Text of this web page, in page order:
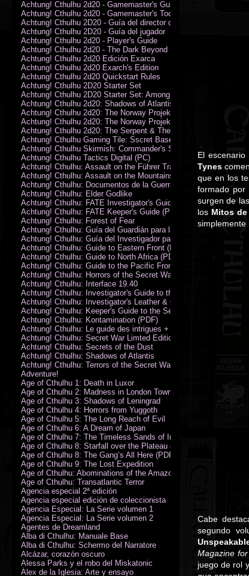
El
Tynes
que en los
formado por
surgen de
los Mitos
simplemente
Cabe
segundo
Magazine for
juego de rol y
Achtung! Cthulhu 2d20 - Gamemaster's Guide
Achtung! Cthulhu 2d20 - Gamemaster's Toolkit
Achtung! Cthulhu 2D20 - Guía del director de juego
Achtung! Cthulhu 2D20 - Guía del jugador
Achtung! Cthulhu 2d20 - Player's Guide
Achtung! Cthulhu 2d20 - The Dark Beyond
Achtung! Cthulhu 2d20 Edición Exarca
Achtung! Cthulhu 2d20 Exarch's Edition
Achtung! Cthulhu 2d20 Quickstart Rules
Achtung! Cthulhu 2D20 Starter Set
Achtung! Cthulhu 2D20 Starter Set: Among the Wolves (PDF)
Achtung! Cthulhu 2d20: Shadows of Atlantis
Achtung! Cthulhu 2d20: The Norway Projekt
Achtung! Cthulhu 2d20: The Norway Projekt (PDF)
Achtung! Cthulhu 2d20: The Serpent & The Sands
Achtung! Cthulhu Gaming Tile: Sscret Base & Icy Ruins
Achtung! Cthulhu Skirmish: Commander's Set
Achtung! Cthulhu Tactics Digital (PC)
Achtung! Cthulhu: Assault on the Führer Train
Achtung! Cthulhu: Assault on the Mountains of Madness
Achtung! Cthulhu: Documentos de la Guerra Secreta
Achtung! Cthulhu: Elder Godlike
Achtung! Cthulhu: FATE Investigator's Guide (PDF)
Achtung! Cthulhu: FATE Keeper's Guide (PDF)
Achtung! Cthulhu: Forest of Fear
Achtung! Cthulhu: Guía del Guardián para la Guerra Secreta
Achtung! Cthulhu: Guía del Investigador para la Guerra Secreta
Achtung! Cthulhu: Guide to Eastern Front (PDF)
Achtung! Cthulhu: Guide to North Africa (PDF)
Achtung! Cthulhu: Guide to the Pacific Front
Achtung! Cthulhu: Horrors of the Secret War
Achtung! Cthulhu: Interface 19.40
Achtung! Cthulhu: Investigator's Guide to the Secret War
Achtung! Cthulhu: Investigator's Leather & Canvas Bag
Achtung! Cthulhu: Keeper's Guide to the Secret War
Achtung! Cthulhu: Kontamination (PDF)
Achtung! Cthulhu: Le guide des intrigues + ecran
Achtung! Cthulhu: Secret War Limted Edition Book
Achtung! Cthulhu: Secrets of the Dust
Achtung! Cthulhu: Shadows of Atlantis
Achtung! Cthulhu: Terrors of the Secret War
Adventure!
Age of Cthulhu 1: Death in Luxor
Age of Cthulhu 2: Madness in London Town
Age of Cthulhu 3: Shadows of Leningrad
Age of Cthulhu 4: Horrors from Yuggoth
Age of Cthulhu 5: The Long Reach of Evil
Age of Cthulhu 6: A Dream of Japan
Age of Cthulhu 7: The Timeless Sands of India
Age of Cthulhu 8: Starfall over the Plateau of Leng
Age of Cthulhu 8: The Gang’s All Here (PDF)
Age of Cthulhu 9: The Lost Expedition
Age of Cthulhu: Abominations of the Amazon
Age of Cthulhu: Transatlantic Terror
Agencia especial 2ª edición
Agencia especial edición de coleccionista
Agencia Especial: La Serie volumen 1
Agencia Especial: La Serie volumen 2
Agentes de Dreamland
Alba di Cthulhu: Manuale Base
Alba di Cthulhu: Schermo del Narratore
Alcázar, corazón oscuro
Alessa Parks y el robo del Miskatonic
Álex de la Iglesia: Arte y ensayo